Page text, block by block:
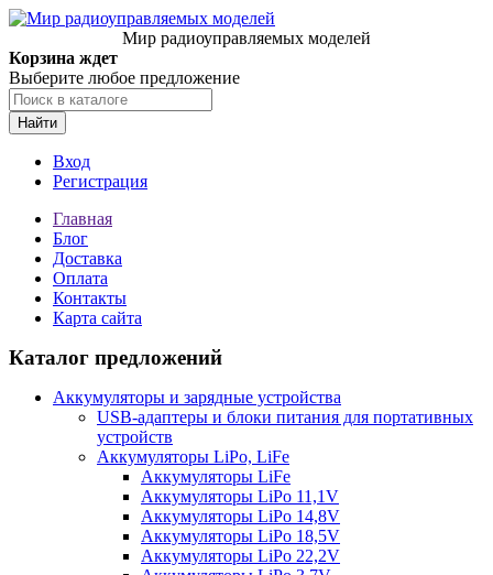
Мир радиоуправляемых моделей
Корзина ждет
Выберите любое предложение
Найти
Вход
Регистрация
Главная
Блог
Доставка
Оплата
Контакты
Карта сайта
Каталог предложений
Аккумуляторы и зарядные устройства
USB-адаптеры и блоки питания для портативных
устройств
Аккумуляторы LiPo, LiFe
Аккумуляторы LiFe
Аккумуляторы LiPo 11,1V
Аккумуляторы LiPo 14,8V
Аккумуляторы LiPo 18,5V
Аккумуляторы LiPo 22,2V